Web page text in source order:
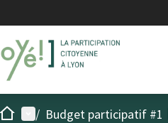
AccueilMenu principal
/ Budget participatif #1